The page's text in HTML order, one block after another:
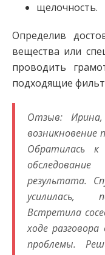
щелочность.
Определив
вещества или
проводить
подходящие
Отзыв:
возникновение
Обратилась
результата.
усилилась,
Встретила
ходе
проблемы.